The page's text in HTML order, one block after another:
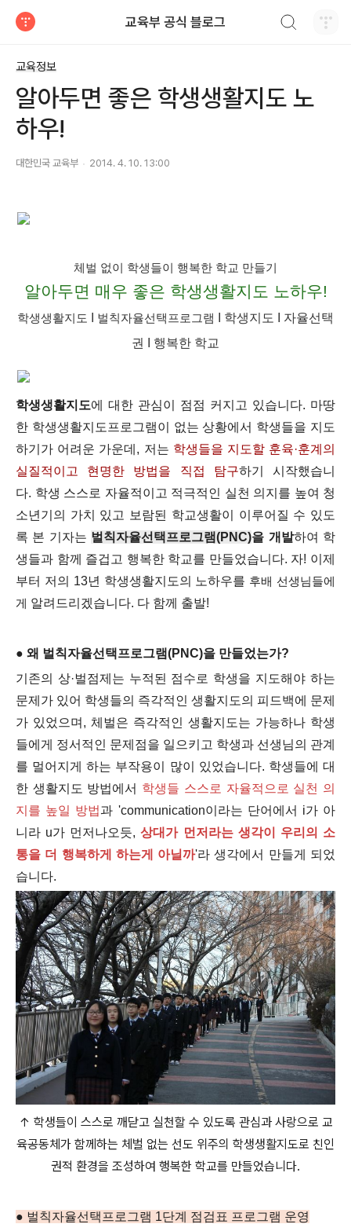
교육부 공식 블로그
교육정보
알아두면 좋은 학생생활지도 노
하우!
대한민국 교육부 2014. 4. 10. 13:00
체벌 없이 학생들이 행복한 학교 만들기
알아두면 매우 좋은 학생생활지도 노하우!
학생생활지도 벌칙자율선택프로그램
I 학생지도 I 자율선택
권
I 행복한 학교
학생생활지도에 대한 관심이 점점 커지고 있습니다. 마땅
한 학생생활지도프로그램이 없는 상황에서 학생들을 지도
하기가 어려운 가운데, 저는 학생들을 지도할 훈육·훈계의
실질적이고 현명한 방법을 직접 탐구하기 시작했습니
다. 학생 스스로 자율적이고 적극적인 실천 의지를 높여 청
소년기의 가치 있고 보람된 학교생활이 이루어질 수 있도
록 본 기자는 벌칙자율선택프로그램(PNC)을 개발하여 학
생들과 함께 즐겁고 행복한 학교를 만들었습니다. 자! 이제
부터 저의 13년 학생생활지도의 노하우를 후배 선생님들에
게 알려드리겠습니다. 다 함께 출발!
● 왜 벌칙자율선택프로그램(PNC)을 만들었는가?
기존의 상·벌점제는 누적된 점수로 학생을 지도해야 하는
문제가 있어 학생들의 즉각적인 생활지도의 피드백에 문제
가 있었으며, 체벌은 즉각적인 생활지도는 가능하나 학생
들에게 정서적인 문제점을 일으키고 학생과 선생님의 관계
를 멀어지게 하는 부작용이 많이 있었습니다. 학생들에 대
한 생활지도 방법에서 학생들 스스로 자율적으로 실천 의
지를 높일 방법과 'communication이라는 단어에서 i가 아
니라 u가 먼저나오듯,상대가 먼저라는 생각이 우리의 소
통을 더 행복하게 하는게 아닐까'라 생각에서 만들게 되었
습니다.
↑ 학생들이 스스로 깨닫고 실천할 수 있도록 관심과 사랑으로 교
육공동체가 함께하는 체벌 없는 선도 위주의 학생생활지도로 친인
권적 환경을 조성하여 행복한 학교를 만들었습니다.
● 벌칙자율선택프로그램 1단계 점검표 프로그램 운영